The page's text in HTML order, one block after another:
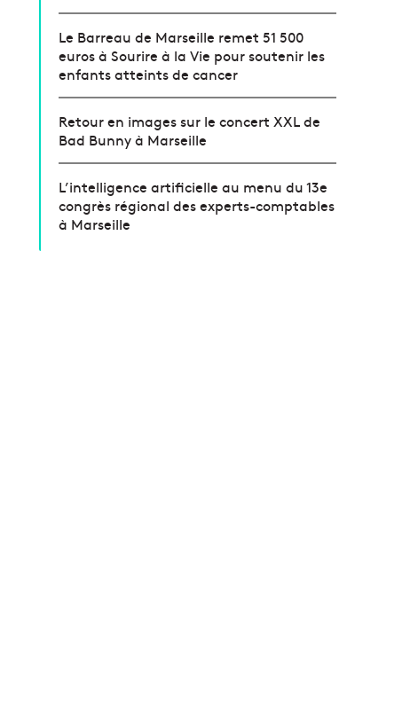
Le Barreau de Marseille remet 51 500
euros à Sourire à la Vie pour soutenir les
enfants atteints de cancer
Retour en images sur le concert XXL de
Bad Bunny à Marseille
L’intelligence artificielle au menu du 13e
congrès régional des experts-comptables
à Marseille